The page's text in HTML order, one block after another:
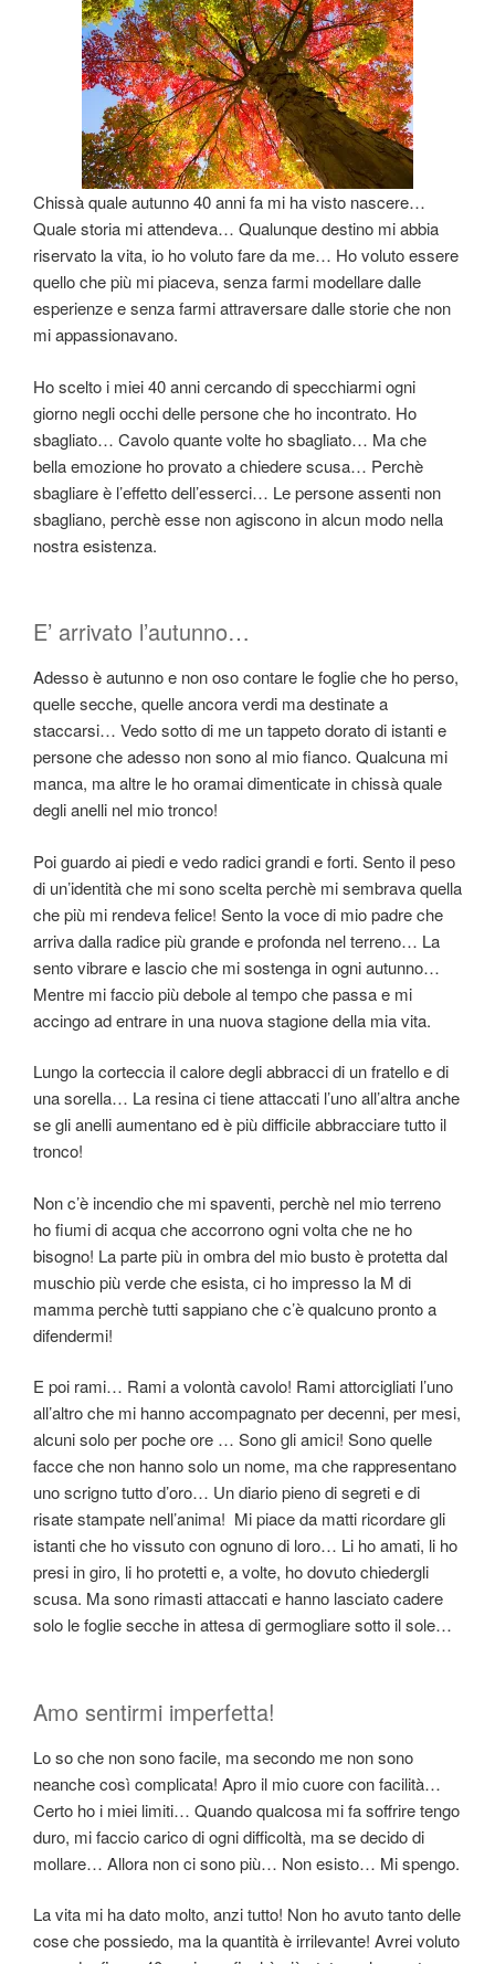
Chissà quale autunno 40 anni fa mi ha visto nascere…
Quale storia mi attendeva… Qualunque destino mi abbia
riservato la vita, io ho voluto fare da me… Ho voluto essere
quello che più mi piaceva, senza farmi modellare dalle
esperienze e senza farmi attraversare dalle storie che non
mi appassionavano.
Ho scelto i miei 40 anni cercando di specchiarmi ogni
giorno negli occhi delle persone che ho incontrato. Ho
sbagliato… Cavolo quante volte ho sbagliato… Ma che
bella emozione ho provato a chiedere scusa… Perchè
sbagliare è l’effetto dell’esserci… Le persone assenti non
sbagliano, perchè esse non agiscono in alcun modo nella
nostra esistenza.
E’ arrivato l’autunno…
Adesso è autunno e non oso contare le foglie che ho perso,
quelle secche, quelle ancora verdi ma destinate a
staccarsi… Vedo sotto di me un tappeto dorato di istanti e
persone che adesso non sono al mio fianco. Qualcuna mi
manca, ma altre le ho oramai dimenticate in chissà quale
degli anelli nel mio tronco!
Poi guardo ai piedi e vedo radici grandi e forti. Sento il peso
di un’identità che mi sono scelta perchè mi sembrava quella
che più mi rendeva felice! Sento la voce di mio padre che
arriva dalla radice più grande e profonda nel terreno… La
sento vibrare e lascio che mi sostenga in ogni autunno…
Mentre mi faccio più debole al tempo che passa e mi
accingo ad entrare in una nuova stagione della mia vita.
Lungo la corteccia il calore degli abbracci di un fratello e di
una sorella… La resina ci tiene attaccati l’uno all’altra anche
se gli anelli aumentano ed è più difficile abbracciare tutto il
tronco!
Non c’è incendio che mi spaventi, perchè nel mio terreno
ho fiumi di acqua che accorrono ogni volta che ne ho
bisogno! La parte più in ombra del mio busto è protetta dal
muschio più verde che esista, ci ho impresso la M di
mamma perchè tutti sappiano che c’è qualcuno pronto a
difendermi!
E poi rami… Rami a volontà cavolo! Rami attorcigliati l’uno
all’altro che mi hanno accompagnato per decenni, per mesi,
alcuni solo per poche ore … Sono gli amici! Sono quelle
facce che non hanno solo un nome, ma che rappresentano
uno scrigno tutto d’oro… Un diario pieno di segreti e di
risate stampate nell’anima! Mi piace da matti ricordare gli
istanti che ho vissuto con ognuno di loro… Li ho amati, li ho
presi in giro, li ho protetti e, a volte, ho dovuto chiedergli
scusa. Ma sono rimasti attaccati e hanno lasciato cadere
solo le foglie secche in attesa di germogliare sotto il sole…
Amo sentirmi imperfetta!
Lo so che non sono facile, ma secondo me non sono
neanche così complicata! Apro il mio cuore con facilità…
Certo ho i miei limiti… Quando qualcosa mi fa soffrire tengo
duro, mi faccio carico di ogni difficoltà, ma se decido di
mollare… Allora non ci sono più… Non esisto… Mi spengo.
La vita mi ha dato molto, anzi tutto! Non ho avuto tanto delle
cose che possiedo, ma la quantità è irrilevante! Avrei voluto